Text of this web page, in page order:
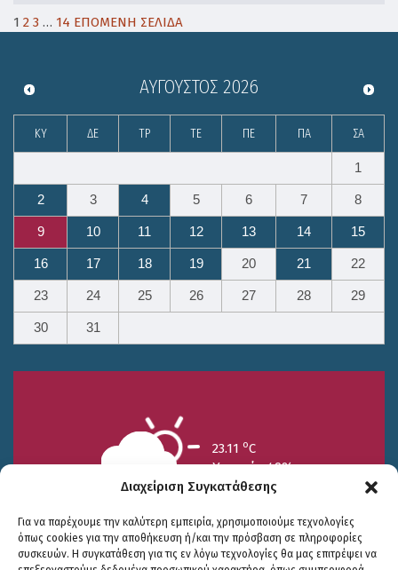
Διαχείριση Συγκατάθεσης
Για να παρέχουμε την καλύτερη εμπειρία, χρησιμοποιούμε τεχνολογίες
όπως cookies για την αποθήκευση ή/και την πρόσβαση σε πληροφορίες
συσκευών. Η συγκατάθεση για τις εν λόγω τεχνολογίες θα μας επιτρέψει να
1 2 3 … 14 ΕΠΟΜΕΝΗ ΣΕΛΙΔΑ
ΑΎΓΟΥΣΤΟΣ 2026
ΚΥ ΔΕ ΤΡ ΤΕ ΠΕ ΠΑ ΣΑ
1
2 3 4 5 6 7 8
9 10 11 12 13 14 15
16 17 18 19 20 21 22
23 24 25 26 27 28 29
30 31
23.11 oC
Υγρασία 49%